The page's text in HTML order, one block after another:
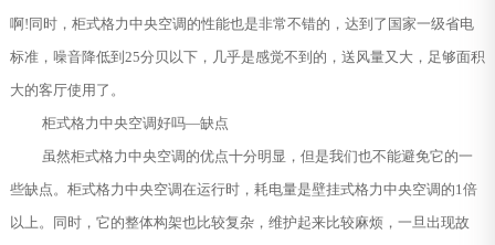
啊!同时，柜式格力中央空调的性能也是非常不错的，达到了国家一级省电
标准，噪音降低到25分贝以下，几乎是感觉不到的，送风量又大，足够面积
大的客厅使用了。
柜式格力中央空调好吗—缺点
虽然柜式格力中央空调的优点十分明显，但是我们也不能避免它的一
些缺点。柜式格力中央空调在运行时，耗电量是壁挂式格力中央空调的1倍
以上。同时，它的整体构架也比较复杂，维护起来比较麻烦，一旦出现故